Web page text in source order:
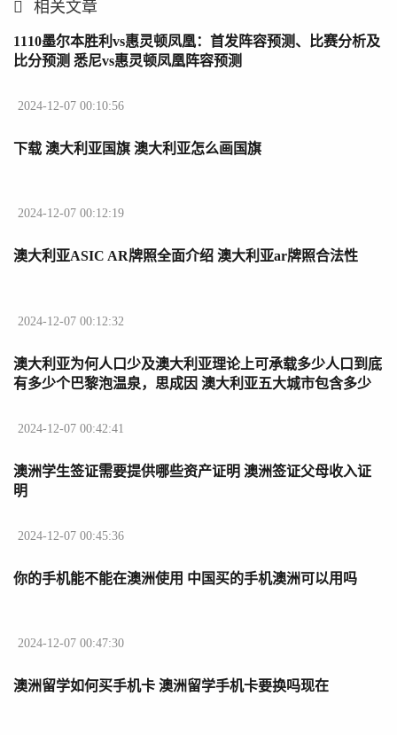
相关文章
1110墨尔本胜利vs惠灵顿凤凰：首发阵容预测、比赛分析及
比分预测 悉尼vs惠灵顿凤凰阵容预测
2024-12-07 00:10:56
下载 澳大利亚国旗 澳大利亚怎么画国旗
2024-12-07 00:12:19
澳大利亚ASIC AR牌照全面介绍 澳大利亚ar牌照合法性
2024-12-07 00:12:32
澳大利亚为何人口少及澳大利亚理论上可承载多少人口到底
有多少个巴黎泡温泉，思成因 澳大利亚五大城市包含多少
2024-12-07 00:42:41
澳洲学生签证需要提供哪些资产证明 澳洲签证父母收入证
明
2024-12-07 00:45:36
你的手机能不能在澳洲使用 中国买的手机澳洲可以用吗
2024-12-07 00:47:30
澳洲留学如何买手机卡 澳洲留学手机卡要换吗现在